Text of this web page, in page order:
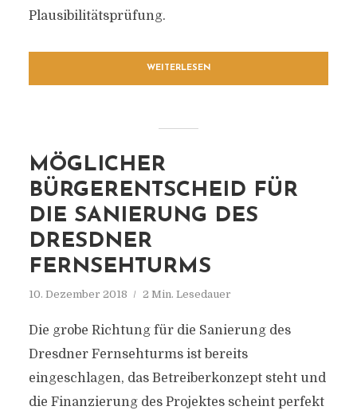
Plausibilitätsprüfung.
WEITERLESEN
MÖGLICHER
BÜRGERENTSCHEID FÜR
DIE SANIERUNG DES
DRESDNER
FERNSEHTURMS
10. Dezember 2018 2 Min. Lesedauer
Die grobe Richtung für die Sanierung des
Dresdner Fernsehturms ist bereits
eingeschlagen, das Betreiberkonzept steht und
die Finanzierung des Projektes scheint perfekt